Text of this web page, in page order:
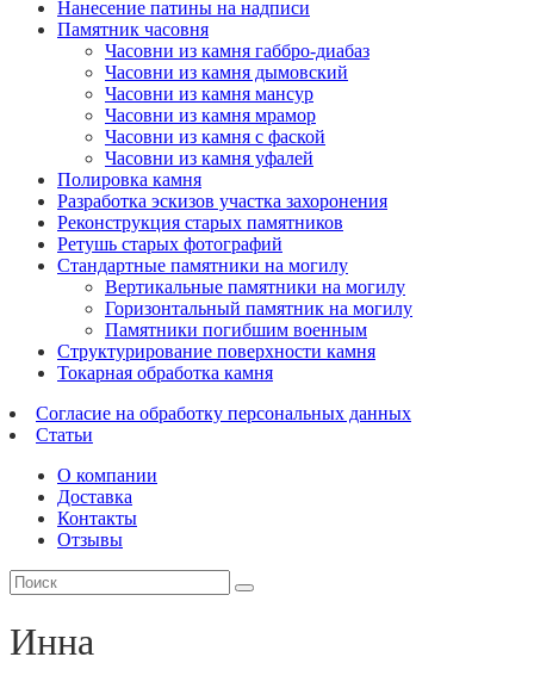
Нанесение патины на надписи
Памятник часовня
Часовни из камня габбро-диабаз
Часовни из камня дымовский
Часовни из камня мансур
Часовни из камня мрамор
Часовни из камня с фаской
Часовни из камня уфалей
Полировка камня
Разработка эскизов участка захоронения
Реконструкция старых памятников
Ретушь старых фотографий
Стандартные памятники на могилу
Вертикальные памятники на могилу
Горизонтальный памятник на могилу
Памятники погибшим военным
Структурирование поверхности камня
Токарная обработка камня
Согласие на обработку персональных данных
Статьи
О компании
Доставка
Контакты
Отзывы
Инна